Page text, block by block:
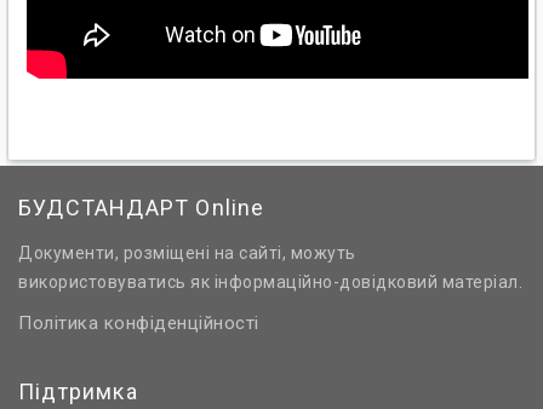
БУДСТАНДАРТ Online
Документи, розміщені на сайті, можуть
використовуватись як інформаційно-довідковий матеріал.
Політика конфіденційності
Підтримка